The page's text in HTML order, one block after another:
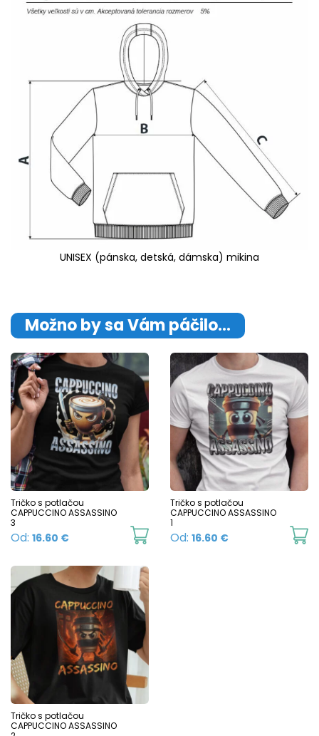
UNISEX (pánska, detská, dámska) mikina
Možno by sa Vám páčilo…
Tričko s potlačou
CAPPUCCINO ASSASSINO
3
Od: 16.60 €
This
has
multiple
Tričko s potlačou
CAPPUCCINO ASSASSINO
1
Od: 16.60 €
Tričko s potlačou
CAPPUCCINO ASSASSINO